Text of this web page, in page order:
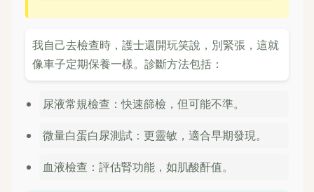
我自己去檢查時，護士還開玩笑說，別緊張，這就
像車子定期保養一樣。診斷方法包括：
尿液常規檢查：快速篩檢，但可能不準。
微量白蛋白尿測試：更靈敏，適合早期發現。
血液檢查：評估腎功能，如肌酸酐值。